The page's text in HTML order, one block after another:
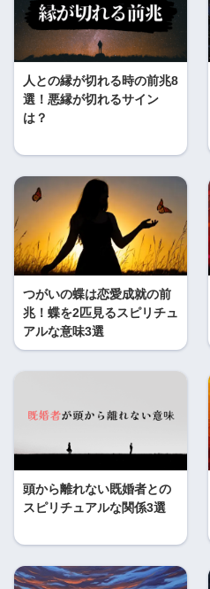
人との縁が切れる時の前兆8
選！悪縁が切れるサイン
は？
つがいの蝶は恋愛成就の前
兆！蝶を2匹見るスピリチュ
アルな意味3選
頭から離れない既婚者との
スピリチュアルな関係3選